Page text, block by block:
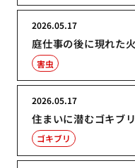
庭仕事の後に現れた
2026.05.17
害虫
住まいに潜むゴキブ
2026.05.17
ゴキブリ